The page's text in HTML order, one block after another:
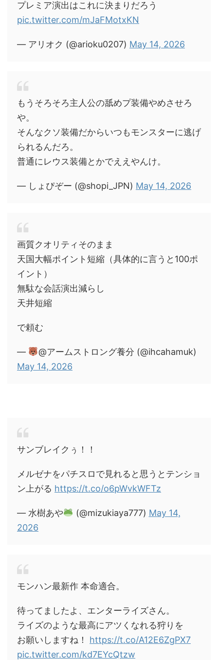
プレミア演出はこれに決まりだろう
pic.twitter.com/mJaFMotxKN
— アリオク (@arioku0207) May 14, 2026
もうそろそろ主人公の舐めプ装備やめさせろ
や。
そんなクソ装備だからいつもモンスターに逃げ
られるんだろ。
普通にレウス装備とかでええやんけ。
— しょぴぞー (@shopi_JPN) May 14, 2026
画質クオリティそのまま
天国大幅ポイント短縮（具体的に言うと100ポ
イント）
無駄な会話演出減らし
天井短縮
で頼む
—
@アームストロング養分 (@ihcahamuk)
May 14, 2026
サンブレイクぅ！！
メルゼナをパチスロで見れると思うとテンショ
ン上がる https://t.co/o6pWvkWFTz
— 水樹あや (@mizukiaya777) May 14,
2026
モンハン最新作 本命適合。
待ってましたよ、エンターライズさん。
ライズのような最高にアツくなれる狩りを
お願いしますね！ https://t.co/A12E6ZgPX7
pic.twitter.com/kd7EYcQtzw